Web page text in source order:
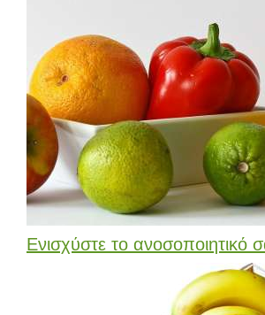
Ενισχύστε το ανοσοποιητικό